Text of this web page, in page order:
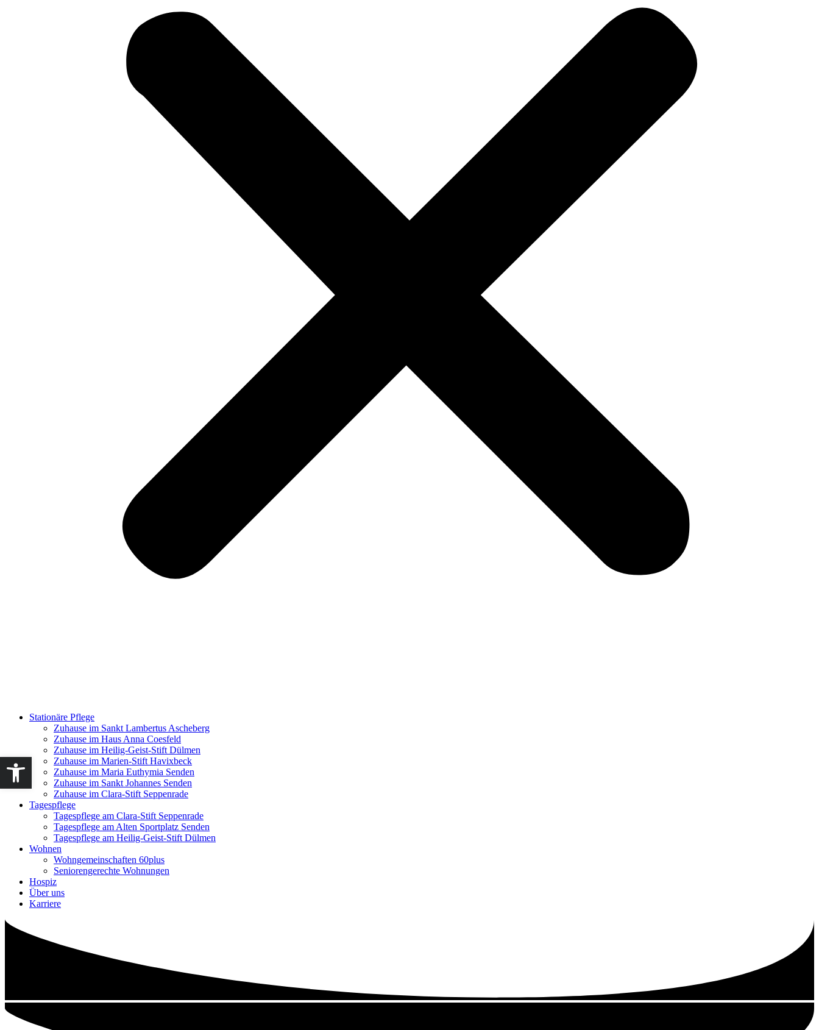
Stationäre Pflege
Zuhause im Sankt Lambertus Ascheberg
Zuhause im Haus Anna Coesfeld
Zuhause im Heilig-Geist-Stift Dülmen
Zuhause im Marien-Stift Havixbeck
Zuhause im Maria Euthymia Senden
Zuhause im Sankt Johannes Senden
Zuhause im Clara-Stift Seppenrade
Tagespflege
Tagespflege am Clara-Stift Seppenrade
Tagespflege am Alten Sportplatz Senden
Tagespflege am Heilig-Geist-Stift Dülmen
Wohnen
Wohngemeinschaften 60plus
Seniorengerechte Wohnungen
Hospiz
Über uns
Karriere
Werkzeugleiste öffnen